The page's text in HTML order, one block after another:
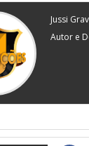
Jussi
Autor e